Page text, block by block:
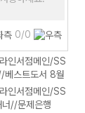
0/0